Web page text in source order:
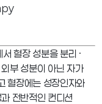
혈장 성분을 분리 ·
부 성분이 아닌 자가
혈장에는 성장인자와
전반적인 컨디션